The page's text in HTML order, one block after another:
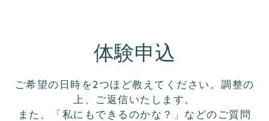
体験申込
ご希望の日時を2つほど教えてください。調整の
上、ご返信いたします。
また、「私にもできるのかな？」などのご質問